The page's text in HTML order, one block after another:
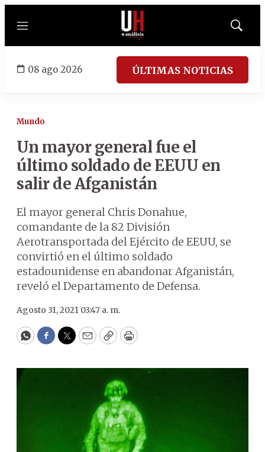
Menú
Mostrar
08 ago 2026 ÚLTIMAS NOTICIAS
Mundo
Un mayor general fue el
último soldado de EEUU en
salir de Afganistán
El mayor general Chris Donahue,
comandante de la 82 División
Aerotransportada del Ejército de EEUU, se
convirtió en el último soldado
estadounidense en abandonar Afganistán,
reveló el Departamento de Defensa.
Agosto 31, 2021 03:47 a. m.
WhatsApp
Facebook
Twitter
EmailCopyPrint